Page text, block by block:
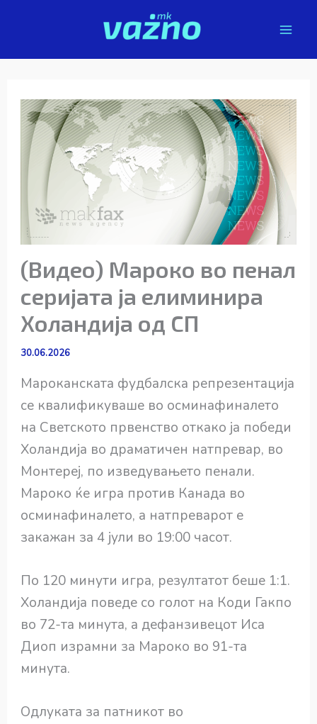
(Видео) Мароко во пенал
серијата ја елиминира
Холандија од СП
30.06.2026
Мароканската фудбалска репрезентација
се квалификуваше во осминафиналето
на Светското првенство откако ја победи
Холандија во драматичен натпревар, во
Монтереј, по изведувањето пенали.
Мароко ќе игра против Канада во
осминафиналето, а натпреварот е
закажан за 4 јули во 19:00 часот.
По 120 минути игра, резултатот беше 1:1.
Холандија поведе со голот на Коди Гакпо
во 72-та минута, а дефанзивецот Иса
Диоп израмни за Мароко во 91-та
минута.
Одлуката за патникот во